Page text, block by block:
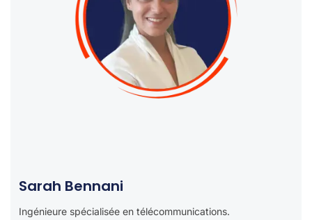
Sarah Bennani
Ingénieure spécialisée en télécommunications.